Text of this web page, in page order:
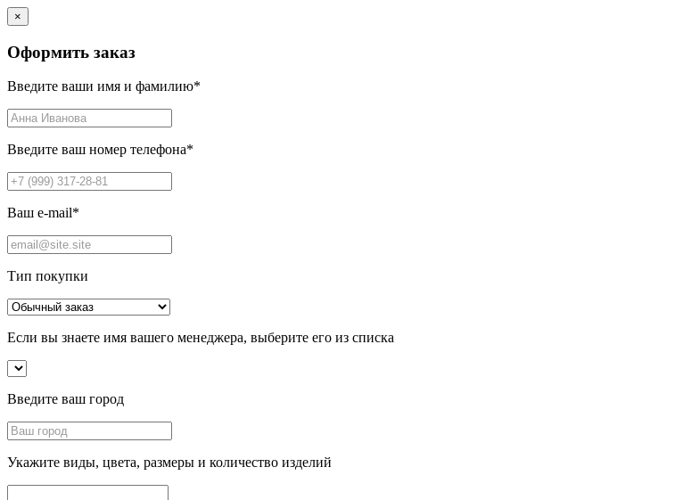
×
Оформить заказ
Введите ваши имя и фамилию*
Введите ваш номер телефона*
Ваш e-mail*
Тип покупки
Если вы знаете имя вашего менеджера, выберите его из списка
Введите ваш город
Укажите виды, цвета, размеры и количество изделий